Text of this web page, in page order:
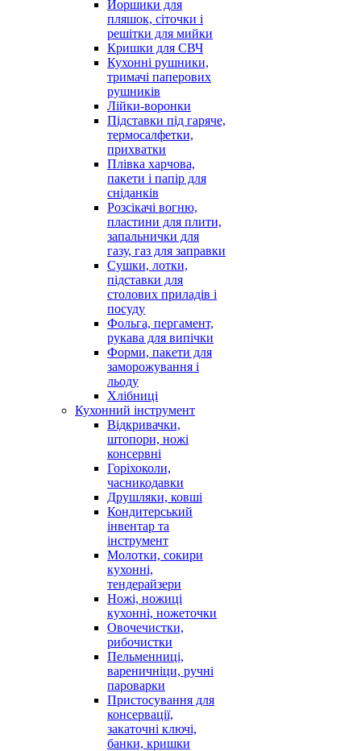
Йоршики для
пляшок, сіточки і
решітки для мийки
Кришки для СВЧ
Кухонні рушники,
тримачі паперових
рушників
Лійки-воронки
Підставки під гаряче,
термосалфетки,
прихватки
Плівка харчова,
пакети і папір для
сніданків
Розсікачі вогню,
пластини для плити,
запальнички для
газу, газ для заправки
Сушки, лотки,
підставки для
столових приладів і
посуду
Фольга, пергамент,
рукава для випічки
Форми, пакети для
заморожування і
льоду
Хлібниці
Кухонний інструмент
Відкривачки,
штопори, ножі
консервні
Горіхоколи,
часникодавки
Друшляки, ковші
Кондитерський
інвентар та
інструмент
Молотки, сокири
кухонні,
тендерайзери
Ножі, ножиці
кухонні, ножеточки
Овочечистки,
рибочистки
Пельменниці,
вареничніци, ручні
пароварки
Пристосування для
консервації,
закаточні ключі,
банки, кришки